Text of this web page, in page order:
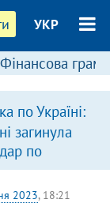
УКР
Фінансова
по Україні:
загинула
по
2023, 18:21